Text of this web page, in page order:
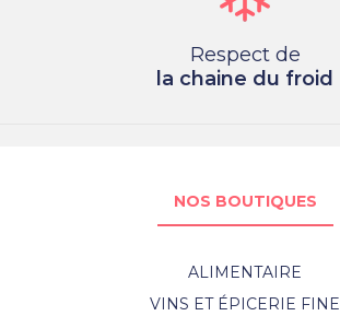
Respect de
la chaine du froid
NOS BOUTIQUES
ALIMENTAIRE
VINS ET ÉPICERIE FINE